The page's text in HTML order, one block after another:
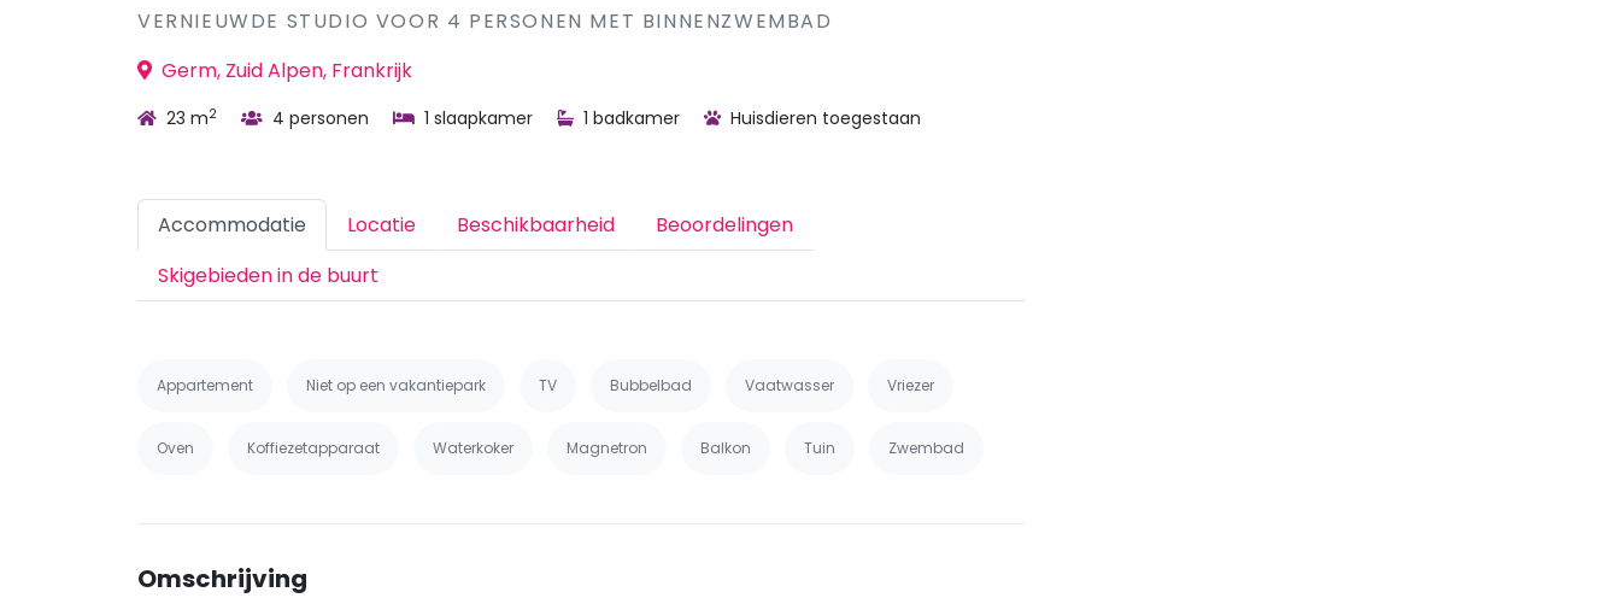
VERNIEUWDE STUDIO VOOR 4 PERSONEN MET BINNENZWEMBAD
Germ, Zuid Alpen, Frankrijk
23 m2 4 personen 1 slaapkamer 1 badkamer Huisdieren toegestaan
Accommodatie Locatie Beschikbaarheid
Beoordelingen
Skigebieden in de buurt
Appartement Niet op een vakantiepark TV Bubbelbad Vaatwasser Vriezer
Oven Koffiezetapparaat Waterkoker Magnetron Balkon Tuin Zwembad
Omschrijving